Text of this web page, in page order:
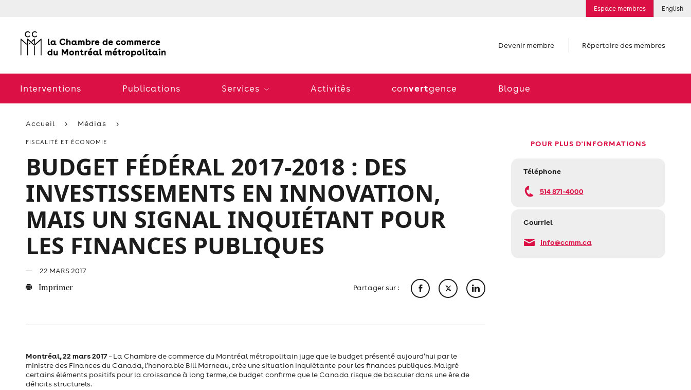
Espace membres English
Devenir membre Répertoire des membres
Interventions Publications Services Activités convertgence Blogue
Accueil Médias
POUR PLUS D'INFORMATIONS
Téléphone
514 871-4000
Courriel
info@ccmm.ca
FISCALITÉ ET ÉCONOMIE
BUDGET FÉDÉRAL 2017-2018 : DES
INVESTISSEMENTS EN INNOVATION,
MAIS UN SIGNAL INQUIÉTANT POUR
LES FINANCES PUBLIQUES
22 MARS 2017
Imprimer Partager sur :
Montréal, 22 mars 2017– La Chambre de commerce du Montréal métropolitain juge que le budget présenté aujourd’hui par le
ministre des Finances du Canada, l’honorable Bill Morneau, crée une situation inquiétante pour les finances publiques. Malgré
certains éléments positifs pour la croissance à long terme, ce budget confirme que le Canada risque de basculer dans une ère de
déficits structurels.